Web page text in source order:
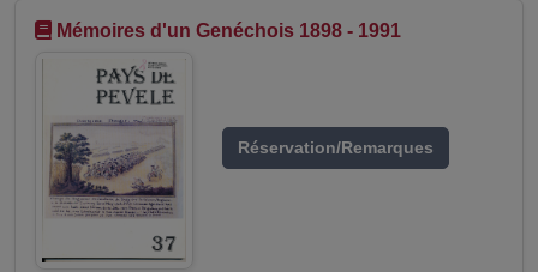
Mémoires d'un Genéchois 1898 - 1991
Réservation/Remarques